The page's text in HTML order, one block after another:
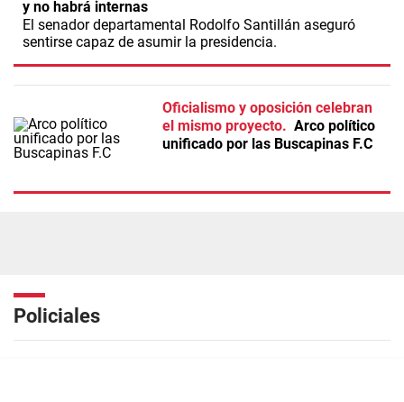
y no habrá internas
El senador departamental Rodolfo Santillán aseguró
sentirse capaz de asumir la presidencia.
Oficialismo y oposición celebran
el mismo proyecto
Arco político
unificado por las Buscapinas F.C
Policiales